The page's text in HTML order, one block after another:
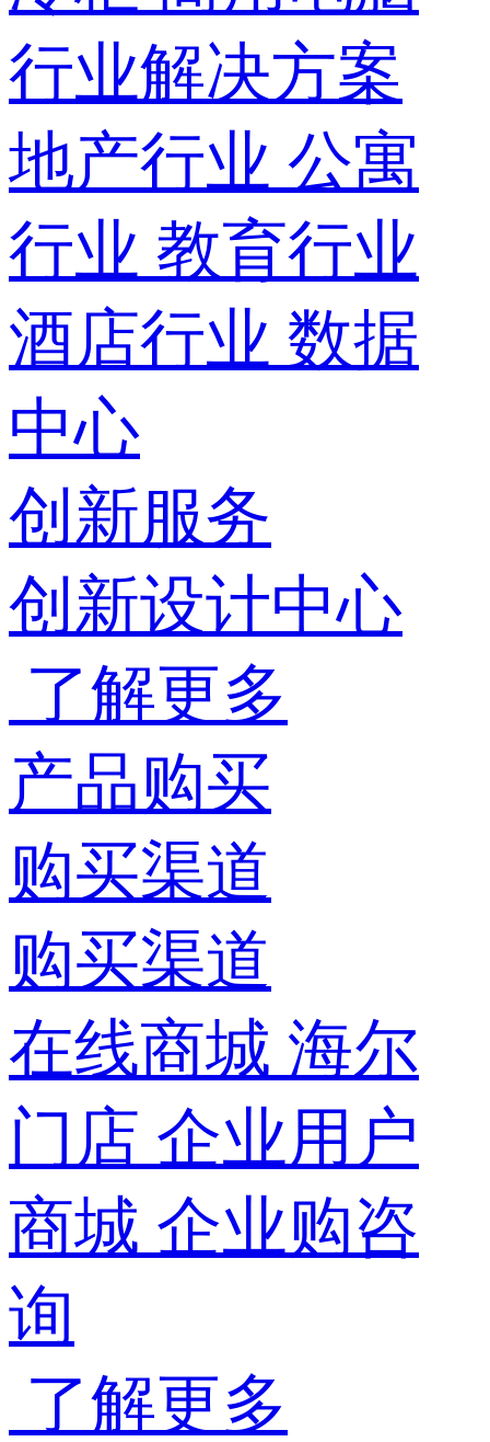
行业解决方案
地产行业 公寓
行业 教育行业
酒店行业 数据
中心
创新服务
创新设计中心
了解更多
产品购买
购买渠道
购买渠道
在线商城 海尔
门店 企业用户
商城 企业购咨
询
了解更多